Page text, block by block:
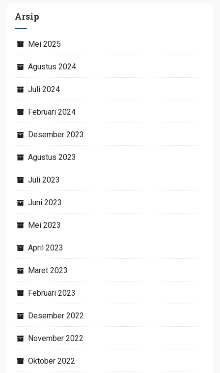
Arsip
Mei 2025
Agustus 2024
Juli 2024
Februari 2024
Desember 2023
Agustus 2023
Juli 2023
Juni 2023
Mei 2023
April 2023
Maret 2023
Februari 2023
Desember 2022
November 2022
Oktober 2022